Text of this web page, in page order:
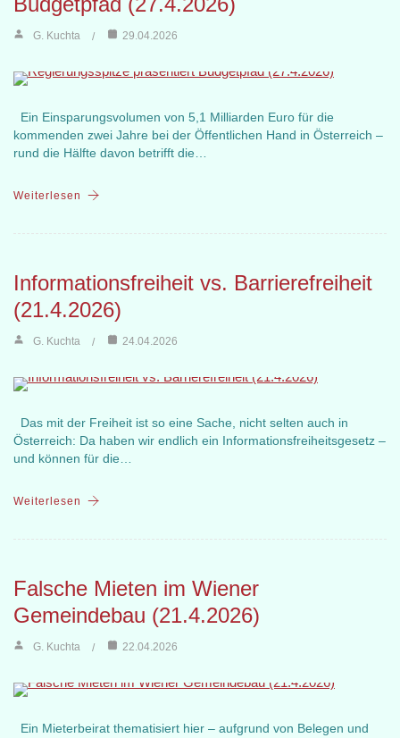
G. Kuchta 29.04.2026
Ein Einsparungsvolumen von 5,1 Milliarden Euro für die
kommenden zwei Jahre bei der Öffentlichen Hand in Österreich –
rund die Hälfte davon betrifft die…
Weiterlesen
Informationsfreiheit vs. Barrierefreiheit
(21.4.2026)
G. Kuchta 24.04.2026
Das mit der Freiheit ist so eine Sache, nicht selten auch in
Österreich: Da haben wir endlich ein Informationsfreiheitsgesetz –
und können für die…
Weiterlesen
Falsche Mieten im Wiener
Gemeindebau (21.4.2026)
G. Kuchta 22.04.2026
Ein Mieterbeirat thematisiert hier – aufgrund von Belegen und